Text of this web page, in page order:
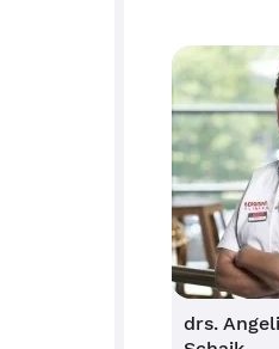
drs.